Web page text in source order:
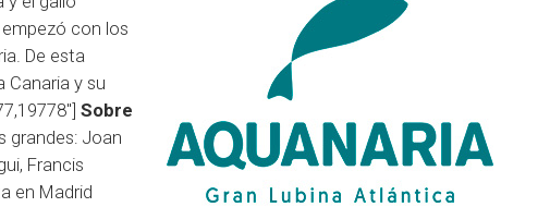
con los
De esta
y su
Sobre
grandes: Joan
Francis
en Madrid